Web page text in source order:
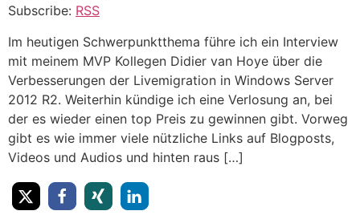
Subscribe: RSS
Im heutigen Schwerpunktthema führe ich ein Interview
mit meinem MVP Kollegen Didier van Hoye über die
Verbesserungen der Livemigration in Windows Server
2012 R2. Weiterhin kündige ich eine Verlosung an, bei
der es wieder einen top Preis zu gewinnen gibt. Vorweg
gibt es wie immer viele nützliche Links auf Blogposts,
Videos und Audios und hinten raus […]